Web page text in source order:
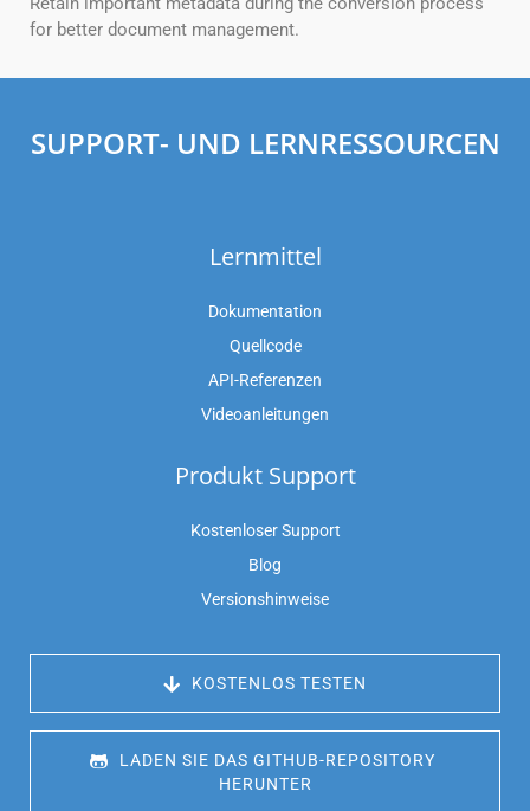
for better document management.
SUPPORT- UND LERNRESSOURCEN
Lernmittel
Dokumentation
Quellcode
API-Referenzen
Videoanleitungen
Produkt Support
Kostenloser Support
Blog
Versionshinweise
KOSTENLOS TESTEN
LADEN SIE DAS GITHUB-REPOSITORY
HERUNTER